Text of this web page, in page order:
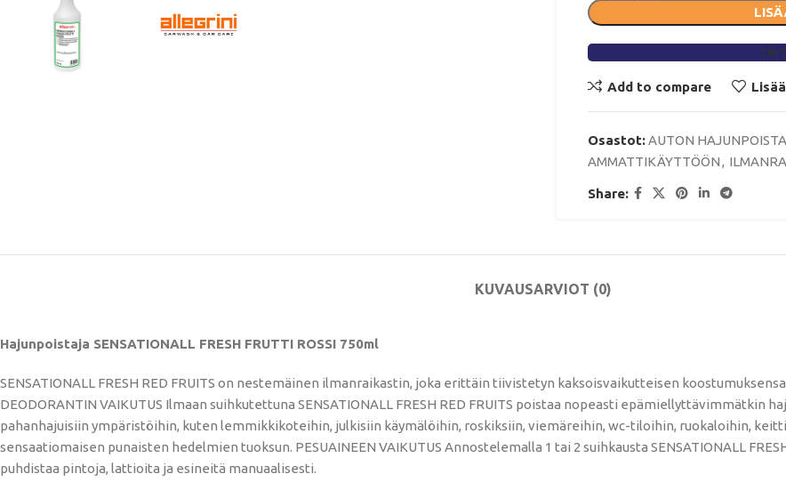
Add to compare
Osastot:AUTON
AMMATTIKÄYTTÖÖN,
Share:
KUVAUSARVIOT (0)
Hajunpoistaja SENSATIONALL FRESH FRUTTI ROSSI 750ml
SENSATIONALL FRESH RED FRUITS on nestemäinen ilmanraikastin, joka erittäin tiivistetyn kaksoisvaikutteisen
DEODORANTIN VAIKUTUS Ilmaan suihkutettuna SENSATIONALL FRESH RED FRUITS poistaa nopeasti epämiellyttävimmätkin
pahanhajuisiin ympäristöihin, kuten lemmikkikoteihin, julkisiin käymälöihin, roskiksiin, viemäreihin, wc-tiloihin, ruokaloihin,
sensaatiomaisen punaisten hedelmien tuoksun. PESUAINEEN VAIKUTUS Annostelemalla 1 tai 2 suihkausta SENSATIONALL
puhdistaa pintoja, lattioita ja esineitä manuaalisesti.